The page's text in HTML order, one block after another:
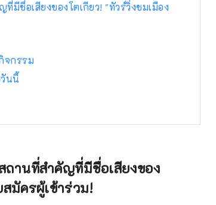
มีชื่อเสียงของโตเกียว! "ทัวร์วิ่งชมเมือง
จกรรม
นนี้
ถานที่สำคัญที่มีชื่อเสียงของ
มัครผู้เข้าร่วม!